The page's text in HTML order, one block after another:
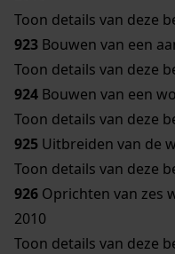
Toon details van deze
923 Bouwen van een
Toon details van deze
924 Bouwen van een
Toon details van deze
925 Uitbreiden van de
Toon details van deze
926 Oprichten van zes
2010
Toon details van deze